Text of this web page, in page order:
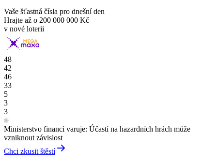
Vaše šťastná čísla pro dnešní den
Hrajte až o 200 000 000 Kč
v nové loterii
48
42
46
33
5
3
3
Ministerstvo financí varuje: Účastí na hazardních hrách může
vzniknout závislost
Chci zkusit štěstí